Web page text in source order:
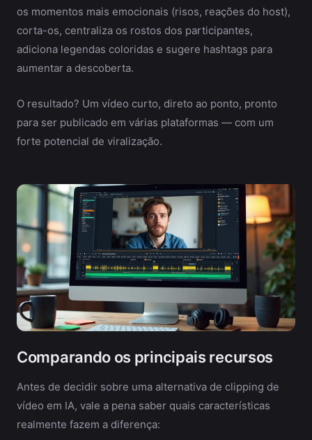
os momentos mais emocionais (risos, reações do host),
corta-os, centraliza os rostos dos participantes,
adiciona legendas coloridas e sugere hashtags para
aumentar a descoberta.
O resultado? Um vídeo curto, direto ao ponto, pronto
para ser publicado em várias plataformas — com um
forte potencial de viralização.
Comparando os principais recursos
Antes de decidir sobre uma alternativa de clipping de
vídeo em IA, vale a pena saber quais características
realmente fazem a diferença: